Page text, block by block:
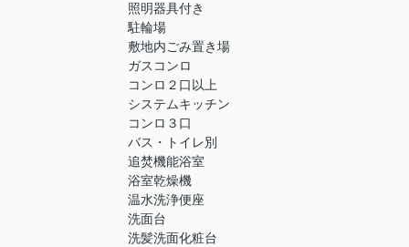
照明器具付き
駐輪場
敷地内ごみ置き場
ガスコンロ
コンロ２口以上
システムキッチン
コンロ３口
バス・トイレ別
追焚機能浴室
浴室乾燥機
温水洗浄便座
洗面台
洗髪洗面化粧台